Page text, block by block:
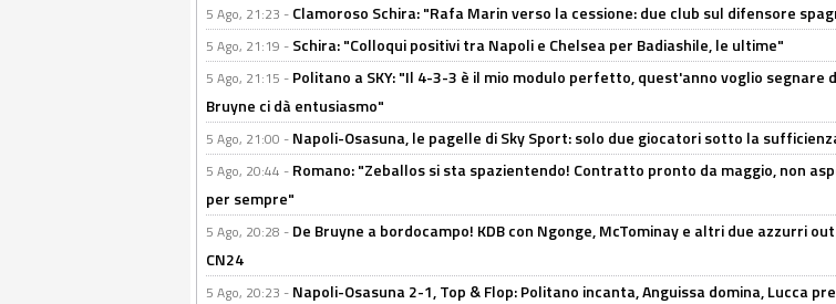
5 Ago, 21:23 - Clamoroso Schira: "Rafa Marin verso la cessione: due club sul difensore
5 Ago, 21:19 - Schira: "Colloqui positivi tra Napoli e Chelsea per Badiashile, le ultime"
5 Ago, 21:15 - Politano a SKY: "Il 4-3-3 è il mio modulo perfetto, quest'anno voglio segnare
Bruyne ci dà entusiasmo"
5 Ago, 21:00 - Napoli-Osasuna, le pagelle di Sky Sport: solo due giocatori sotto la
5 Ago, 20:44 - Romano: "Zeballos si sta spazientendo! Contratto pronto da maggio, non
per sempre"
5 Ago, 20:28 - De Bruyne a bordocampo! KDB con Ngonge, McTominay e altri due azzurri out
CN24
5 Ago, 20:23 - Napoli-Osasuna 2-1, Top & Flop: Politano incanta, Anguissa domina, Lucca